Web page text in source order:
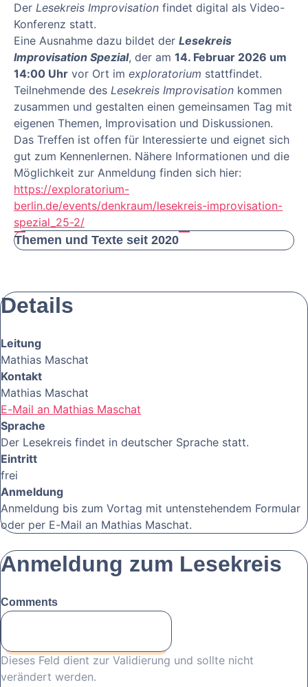
Der Lesekreis Improvisation findet digital als Video-
Konferenz statt.
Eine Ausnahme dazu bildet der Lesekreis
Improvisation Spezial, der am 14. Februar 2026 um
14:00 Uhr vor Ort im exploratorium stattfindet.
Teilnehmende des Lesekreis Improvisation kommen
zusammen und gestalten einen gemeinsamen Tag mit
eigenen Themen, Improvisation und Diskussionen.
Das Treffen ist offen für Interessierte und eignet sich
gut zum Kennenlernen. Nähere Informationen und die
Möglichkeit zur Anmeldung finden sich hier:
https://exploratorium-
berlin.de/events/denkraum/lesekreis-improvisation-
spezial_25-2/
Themen und Texte seit 2020
Details
Leitung
Mathias Maschat
Kontakt
Mathias Maschat
E-Mail an Mathias Maschat
Sprache
Der Lesekreis findet in deutscher Sprache statt.
Eintritt
frei
Anmeldung
Anmeldung bis zum Vortag mit untenstehendem Formular
oder per E-Mail an Mathias Maschat.
Anmeldung zum Lesekreis
Comments
Dieses Feld dient zur Validierung und sollte nicht
verändert werden.